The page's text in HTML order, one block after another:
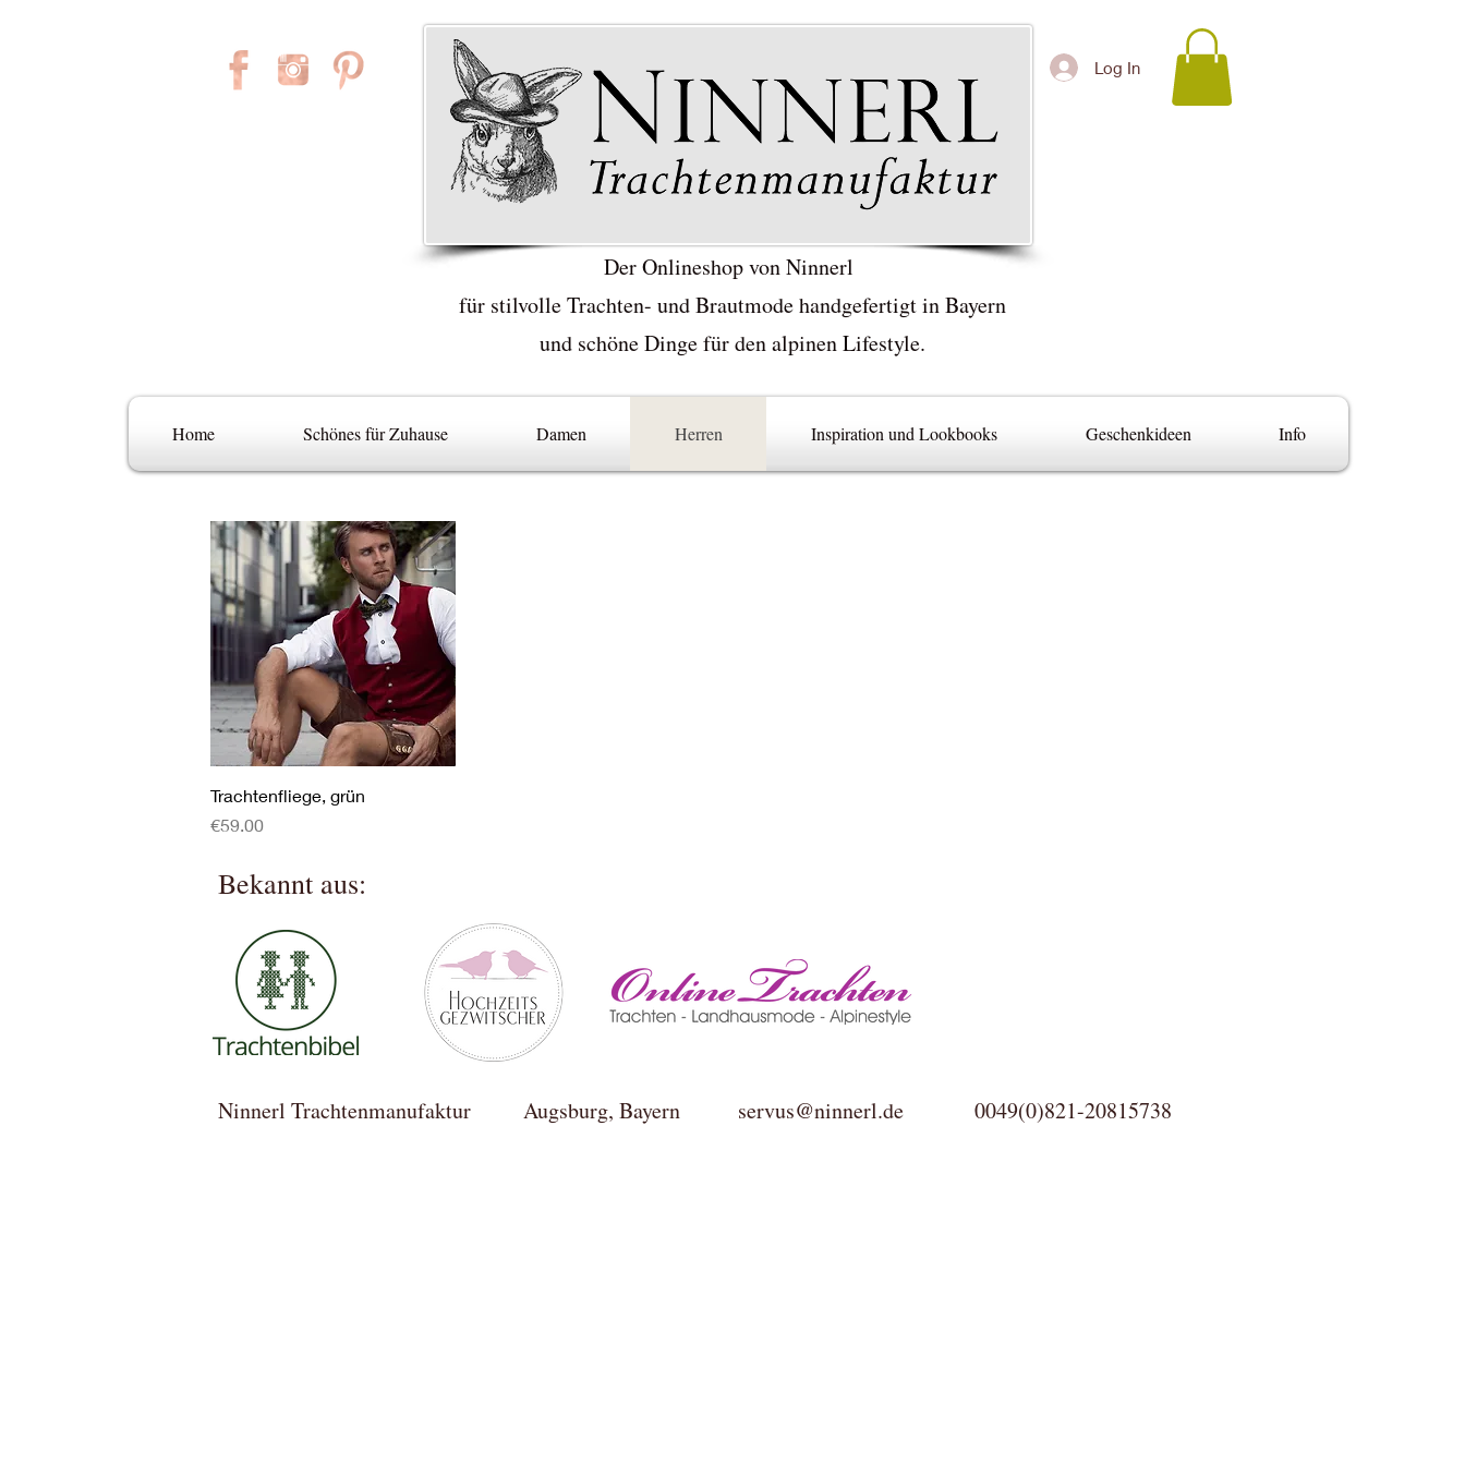
Log In
Der Onlineshop von Ninnerl
für stilvolle Trachten- und Brautmode handgefertigt in Bayern
und schöne Dinge für den alpinen Lifestyle.
Home Schönes für Zuhause Damen Herren Inspiration und Lookbooks Geschenkideen Info
Quick View
Trachtenfliege, grün
Price
€59.00
Bekannt aus:
Ninnerl Trachtenmanufaktur Augsburg, Bayern servus@ninnerl.de 0049(0)821-20815738